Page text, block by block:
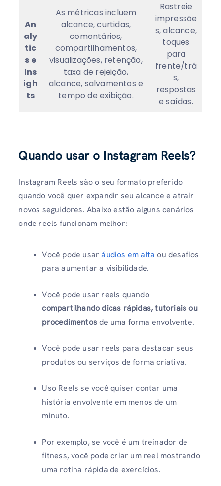
An
aly
tic
s e
Ins
igh
ts
As métricas incluem
alcance, curtidas,
comentários,
compartilhamentos,
visualizações, retenção,
taxa de rejeição,
alcance, salvamentos e
tempo de exibição.
Rastreie
impressõe
s, alcance,
toques
para
frente/trá
s,
respostas
e saídas.
Quando usar o Instagram Reels?
Instagram Reels são o seu formato preferido
quando você quer expandir seu alcance e atrair
novos seguidores. Abaixo estão alguns cenários
onde reels funcionam melhor:
Você pode usaráudios em alta ou desafios
para aumentar a visibilidade.
Você pode usar reels quando
compartilhando dicas rápidas, tutoriais ou
procedimentosde uma forma envolvente.
Você pode usar reels para destacar seus
produtos ou serviços de forma criativa.
Uso Reels se você quiser contar uma
história envolvente em menos de um
minuto.
Por exemplo, se você é um treinador de
fitness, você pode criar um reel mostrando
uma rotina rápida de exercícios.